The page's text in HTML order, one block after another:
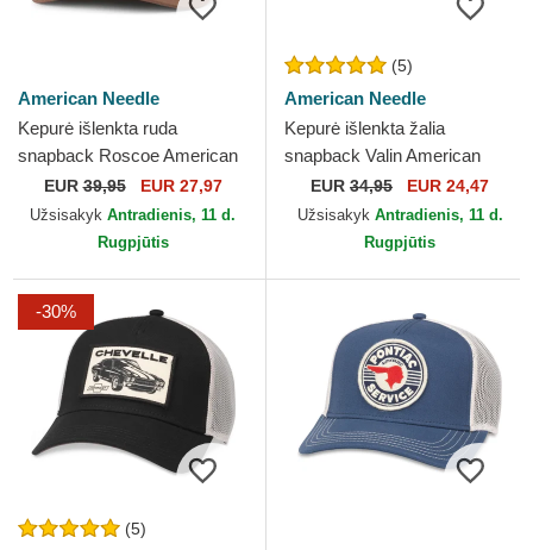
American Needle
Kepurė išlenkta ruda
snapback Roscoe American
Needle
EUR39,95 EUR 27,97
Užsisakyk Antradienis, 11 d.
Rugpjūtis
(5)
American Needle
Kepurė išlenkta žalia
snapback Valin American
Needle
EUR 34,95 EUR 24,47
Užsisakyk Antradienis, 11 d.
Rugpjūtis
-30%
(5)